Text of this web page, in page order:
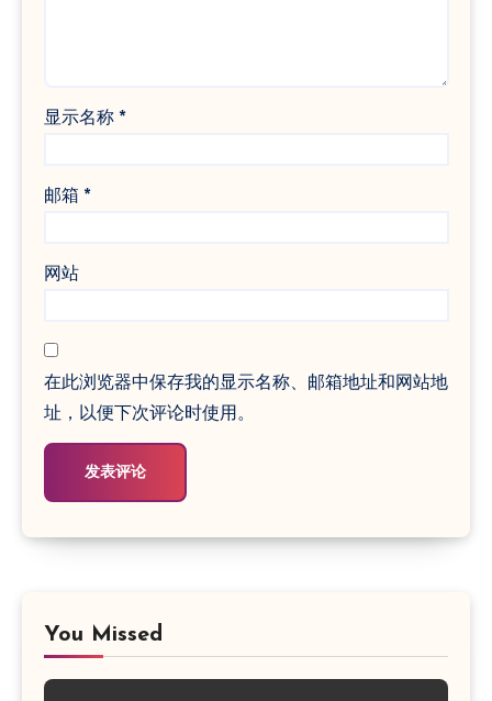
显示名称 *
邮箱 *
网站
在此浏览器中保存我的显示名称、邮箱地址和网站地
址，以便下次评论时使用。
You Missed